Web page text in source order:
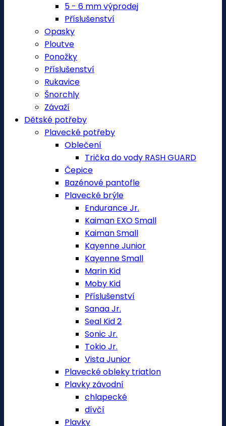
5 - 6 mm výprodej
Příslušenství
Opasky
Ploutve
Ponožky
Příslušenství
Rukavice
Šnorchly
Závaží
Dětské potřeby
Plavecké potřeby
Oblečení
Trička do vody RASH GUARD
Čepice
Bazénové pantofle
Plavecké brýle
Endurance Jr.
Kaiman EXO Small
Kaiman Small
Kayenne Junior
Kayenne Small
Marin Kid
Moby Kid
Příslušenství
Sanaa Jr.
Seal Kid 2
Sonic Jr.
Tokio Jr.
Vista Junior
Plavecké obleky triatlon
Plavky závodní
chlapecké
dívčí
Plavky